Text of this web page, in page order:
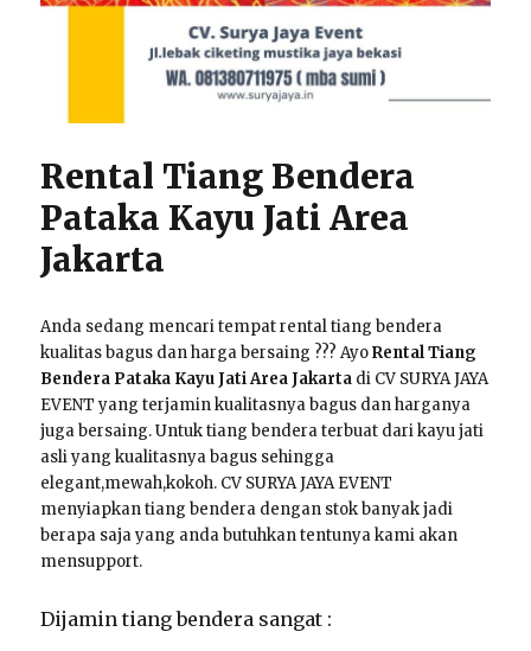
Rental Tiang Bendera
Pataka Kayu Jati Area
Jakarta
Anda sedang mencari tempat rental tiang bendera
kualitas bagus dan harga bersaing ??? AyoRental Tiang
Bendera Pataka Kayu Jati Area Jakarta di CV SURYA JAYA
EVENT yang terjamin kualitasnya bagus dan harganya
juga bersaing. Untuk tiang bendera terbuat dari kayu jati
asli yang kualitasnya bagus sehingga
elegant,mewah,kokoh. CV SURYA JAYA EVENT
menyiapkan tiang bendera dengan stok banyak jadi
berapa saja yang anda butuhkan tentunya kami akan
mensupport.
Dijamin tiang bendera sangat :